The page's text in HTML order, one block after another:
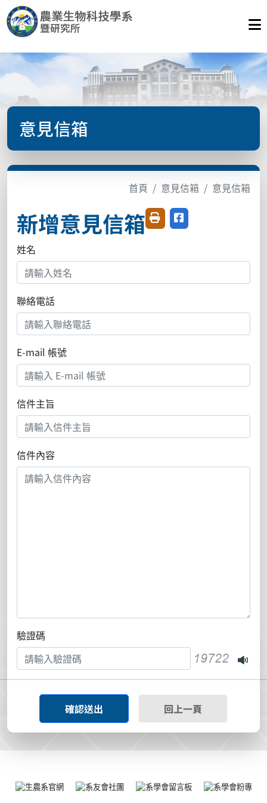
意見信箱
首頁 意見信箱 意見信箱
新增意見信箱 友善列印分享至臉書
姓名
聯絡電話
E-mail 帳號
信件主旨
信件內容
驗證碼
確認送出 回上一頁